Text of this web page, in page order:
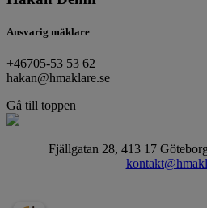
Ansvarig mäklare
+46705-53 53 62
hakan@hmaklare.se
Gå till toppen
Fjällgatan 28, 413 17